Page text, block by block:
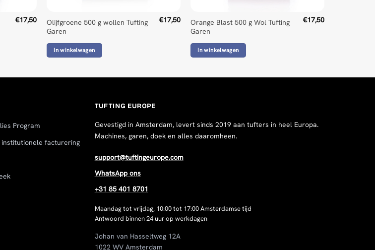
€17,50
Olijfgroene 500 g wollen Tufting
Garen
€17,50
In winkelwagen
Orange Blast 500 g Wol Tufting
Garen
€17,50
In winkelwagen
Program
facturering
TUFTING EUROPE
Gevestigd in Amsterdam, levert sinds 2019 aan tufters in heel Europa.
Machines, garen, doek en alles daaromheen.
support@tuftingeurope.com
WhatsApp ons
+31 85 401 8701
Maandag tot vrijdag, 10:00 tot 17:00 Amsterdamse tijd
Antwoord binnen 24 uur op werkdagen
Johan van Hasseltweg 12A
1022 WV Amsterdam